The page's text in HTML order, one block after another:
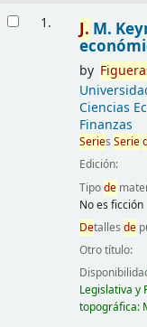
1. J. M.
by
Ciencias
Finanzas
Series Serie
Edición:
Tipode
No es ficción
Detalles de
Otro título:
Legislativa y
topográfica: